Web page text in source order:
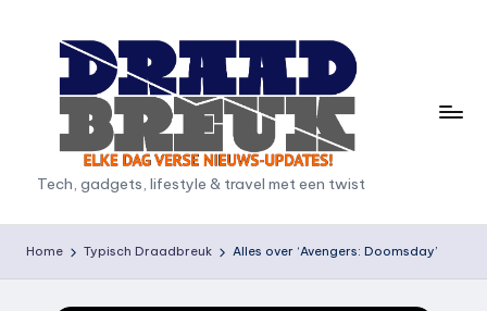
D
r
a
Tech, gadgets, lifestyle & travel met een twist
Home Typisch Draadbreuk Alles over ‘Avengers: Doomsday’